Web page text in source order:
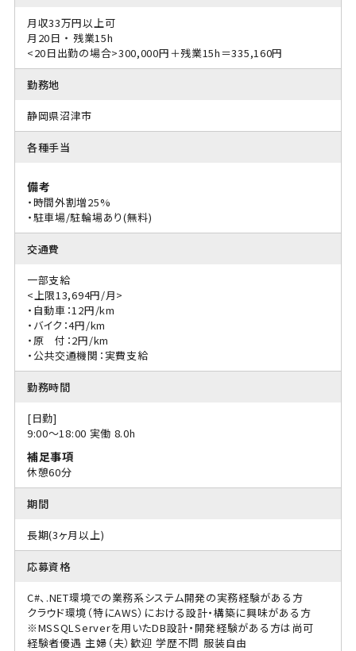
月収33万円以上可
月20日 ・ 残業15h
<20日出勤の場合>300,000円＋残業15h＝335,160円
勤務地
静岡県沼津市
各種手当
備考
・時間外割増25%
・駐車場/駐輪場あり(無料)
交通費
一部支給
<上限13,694円/月>
・自動車：12円/km
・バイク：4円/km
・原 付：2円/km
・公共交通機関：実費支給
勤務時間
[日勤]
9:00〜18:00 実働 8.0h
補足事項
休憩60分
期間
長期(3ヶ月以上)
応募資格
C#、.NET環境での業務系システム開発の実務経験がある方
クラウド環境（特にAWS）における設計・構築に興味がある方
※MSSQLServerを用いたDB設計・開発経験がある方は尚可
経験者優遇 主婦（夫）歓迎 学歴不問 服装自由